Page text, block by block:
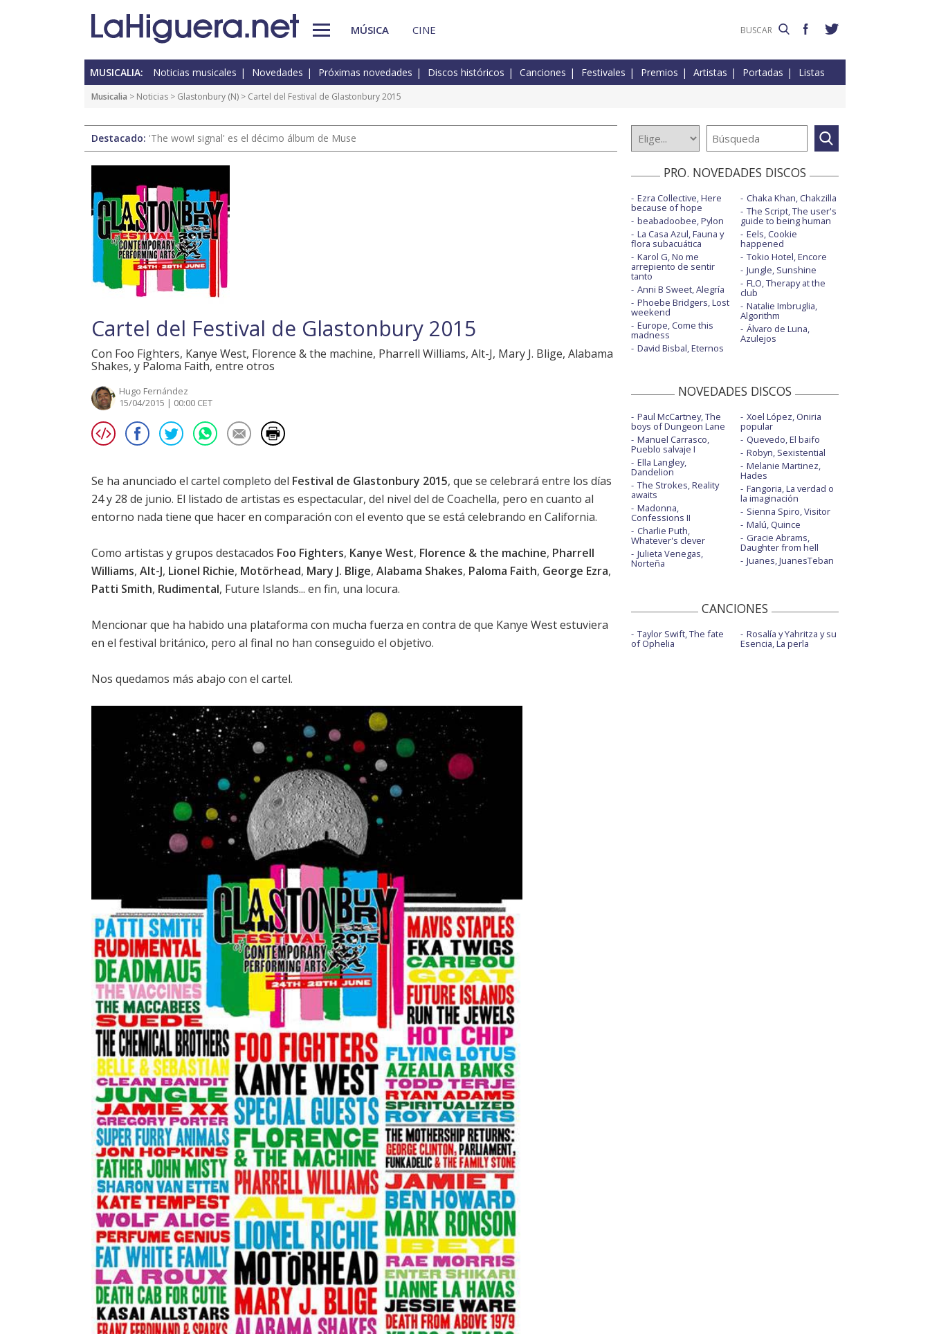
MÚSICA CINE
MUSICALIA: Noticias musicales Novedades Próximas novedades Discos históricos Canciones Festivales Premios Artistas Portadas Listas
Musicalia > Noticias > Glastonbury (N) > Cartel del Festival de Glastonbury 2015
Destacado: 'The wow! signal' es el décimo álbum de Muse
Cartel del Festival de Glastonbury 2015
Con Foo Fighters, Kanye West, Florence & the machine, Pharrell Williams, Alt-J, Mary J. Blige, Alabama
Shakes, y Paloma Faith, entre otros
Hugo Fernández
15/04/2015 | 00:00 CET
Se ha anunciado el cartel completo del Festival de Glastonbury 2015, que se celebrará entre los días
24 y 28 de junio. El listado de artistas es espectacular, del nivel del de Coachella, pero en cuanto al
entorno nada tiene que hacer en comparación con el evento que se está celebrando en California.
Como artistas y grupos destacados Foo Fighters, Kanye West, Florence & the machine, Pharrell
Williams, Alt-J, Lionel Richie, Motörhead, Mary J. Blige, Alabama Shakes, Paloma Faith, George Ezra,
Patti Smith, Rudimental, Future Islands... en fin, una locura.
Mencionar que ha habido una plataforma con mucha fuerza en contra de que Kanye Westestuviera
en el festival británico, pero al final no han conseguido el objetivo.
Nos quedamos más abajo con el cartel.
PRO. NOVEDADES DISCOS
Ezra Collective, Here
because of hope
beabadoobee, Pylon
La Casa Azul, Fauna y
flora subacuática
Karol G, No me
arrepiento de sentir
tanto
Anni B Sweet, Alegría
Phoebe Bridgers, Lost
weekend
Europe, Come this
madness
David Bisbal, Eternos
Chaka Khan, Chakzilla
The Script, The user's
guide to being human
Eels, Cookie
happened
Tokio Hotel, Encore
Jungle, Sunshine
FLO, Therapy at the
club
Natalie Imbruglia,
Algorithm
Álvaro de Luna,
Azulejos
NOVEDADES DISCOS
Paul McCartney, The
boys of Dungeon Lane
Manuel Carrasco,
Pueblo salvaje I
Ella Langley,
Dandelion
The Strokes, Reality
awaits
Madonna,
Confessions II
Charlie Puth,
Whatever's clever
Julieta Venegas,
Norteña
Xoel López, Oniria
popular
Quevedo, El baifo
Robyn, Sexistential
Melanie Martinez,
Hades
Fangoria, La verdad o
la imaginación
Sienna Spiro, Visitor
Malú, Quince
Gracie Abrams,
Daughter from hell
Juanes, JuanesTeban
CANCIONES
Taylor Swift, The fate
of Ophelia
Rosalía y Yahritza y su
Esencia, La perla